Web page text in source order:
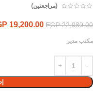
(مراجعتين)
EGP22,080.00
19,200.00
مكتب مدير